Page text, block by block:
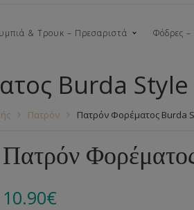
Νήματα
Αξεσουάρ
Κρόσια
Φυτίλια- Κορδόνια
Διάφορες Τρέσες
& Τρουκ – Πρεσαριστά
Ξύλινα
Πουκαμίσου
Στρας
Φόδρες
Burda Style
Πατρόν Πατρόν Φορέματος Burda
Πατρόν
10.90€